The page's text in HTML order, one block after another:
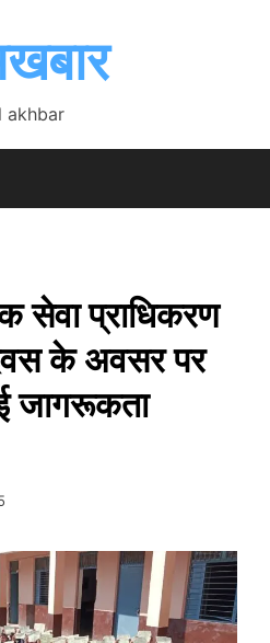
akhbar
सेवा प्राधिकरण
के अवसर पर
जागरूकता